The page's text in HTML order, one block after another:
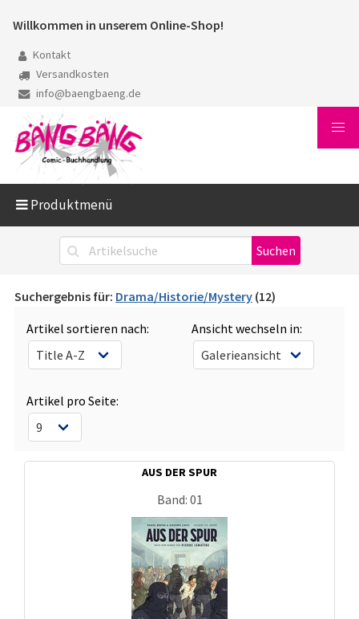
Willkommen in unserem Online-Shop!
Kontakt
Versandkosten
info@baengbaeng.de
Produktmenü
Suchergebnis für: Drama/Historie/Mystery (12)
Artikel sortieren nach:
Ansicht wechseln in:
Artikel pro Seite:
AUS DER SPUR
Band: 01